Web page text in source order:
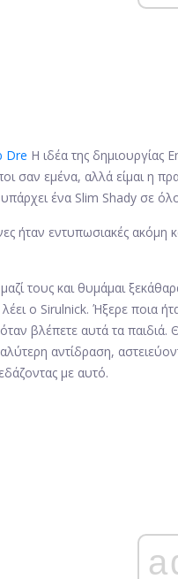
Dre Η ιδέα της δημιουργίας
σαν εμένα, αλλά είμαι η
ένα Slim Shady σε
ήταν εντυπωσιακές
τους και θυμάμαι
ο Sirulnick. Ήξερε ποια
όταν βλέπετε αυτά τα
αντίδραση,
με αυτό.